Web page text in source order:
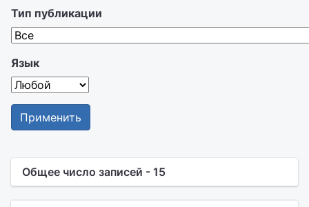
Тип публикации
Язык
Применить
Общее число записей - 15